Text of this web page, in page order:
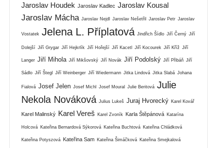
Jaroslav Houdek Jaroslav Kadlec Jaroslav Kousal
Jaroslav Mácha Jaroslav Nejdl Jaroslav Nešetřil Jaroslav Petr Jaroslav
Vostatek Jelena L. Příplatová Jindřich Šídlo Jiří Černý Jiří
Dolejší Jiří Grygar Jiří Hejkrlík Jiří Hořejší Jiří Kacetl Jiří Kocourek Jiří Kříž Jiří
Langer Jiří Mihola Jiří Mikšovský Jiří Novák Jiří Podolský Jiří Přibáň Jiří
Sádlo Jiří Štegl Jiří Weinberger Jiří Wiedermann Jitka Lindová Jitka Slabá Johana
Fialová Josef Jelen Josef Michl Josef Moural Julie Beritová Julie
Nekola Nováková Julius Lukeš Juraj Hvorecký Karel Kovář
Karel Malinský Karel Vereš Karel Zvoník Karla Štěpánová Katarína
Holcová Kateřina Bernardová Sýkorová Kateřina Buchtová Kateřina Chládková
Kateřina Potyszová Kateřina Sam Kateřina Šimáčková Kateřina Smejkalová